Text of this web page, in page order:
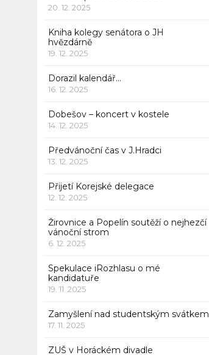
20. 12. 2025
Kniha kolegy senátora o JH
hvězdárně
19. 12. 2025
Dorazil kalendář…
16. 12. 2025
Dobešov – koncert v kostele
14. 12. 2025
Předvánoční čas v J.Hradci
13. 12. 2025
Přijetí Korejské delegace
12. 12. 2025
Žirovnice a Popelín soutěží o nejhezčí
vánoční strom
6. 12. 2025
Spekulace iRozhlasu o mé
kandidatuře
19. 11. 2025
Zamyšlení nad studentským svátkem
17. 11. 2025
ZUŠ v Horáckém divadle